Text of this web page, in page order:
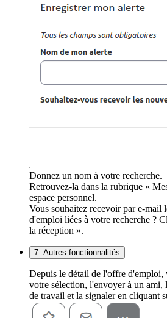
Donnez un nom à votre recherche.
Retrouvez-la dans la rubrique «
espace personnel.
Vous souhaitez recevoir par e-mail
d'emploi liées à votre recherche ?
la réception ».
7. Autres fonctionnalités
Depuis le détail de l'offre d'emploi,
votre sélection, l'envoyer à un
de travail et la signaler en cliquant